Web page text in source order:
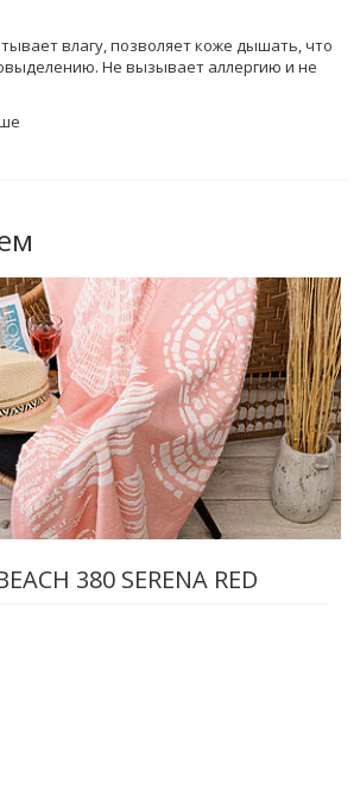
влагу, позволяет коже дышать, что
Не вызывает аллергию и не
380 SERENA RED